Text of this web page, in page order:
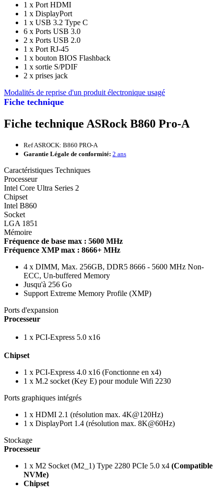
Fiche technique
1 x Port HDMI
1 x DisplayPort
1 x USB 3.2 Type C
6 x Ports USB 3.0
2 x Ports USB 2.0
1 x Port RJ-45
1 x bouton BIOS Flashback
1 x sortie S/PDIF
2 x prises jack
Modalités de reprise d'un produit électronique usagé
Fiche technique ASRock B860 Pro-A
Ref ASROCK: B860 PRO-A
Garantie Légale de conformité: 2 ans
Caractéristiques Techniques
Processeur
Intel Core Ultra Series 2
Chipset
Intel B860
Socket
LGA 1851
Mémoire
Fréquence de base max : 5600 MHz
Fréquence XMP max : 8666+ MHz
4 x DIMM, Max. 256GB, DDR5 8666 - 5600 MHz Non-
ECC, Un-buffered Memory
Jusqu'à 256 Go
Support Extreme Memory Profile (XMP)
Ports d'expansion
Processeur
1 x PCI-Express 5.0 x16
Chipset
1 x PCI-Express 4.0 x16 (Fonctionne en x4)
1 x M.2 socket (Key E) pour module Wifi 2230
Ports graphiques intégrés
1 x HDMI 2.1 (résolution max. 4K@120Hz)
1 x DisplayPort 1.4 (résolution max. 8K@60Hz)
Stockage
Processeur
1 x M2 Socket (M2_1) Type 2280 PCIe 5.0 x4 (Compatible
NVMe)
Chipset